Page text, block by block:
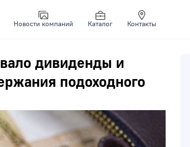
Новости компаний Каталог Контакты
дивиденды и
подоходного